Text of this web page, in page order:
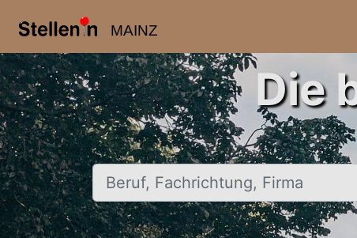
MAINZ
Die
Beruf, Fachrichtung, Firma